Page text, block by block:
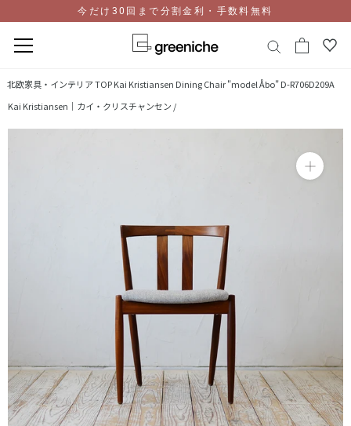
テ
ン
今だけ30回まで分割金利・手数料無料
北欧家具・インテリア TOPKai Kristiansen Dining Chair "model Åbo" D-R706D209A
Kai Kristiansen｜カイ・クリスチャンセン /